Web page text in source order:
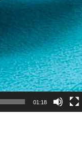
01:18